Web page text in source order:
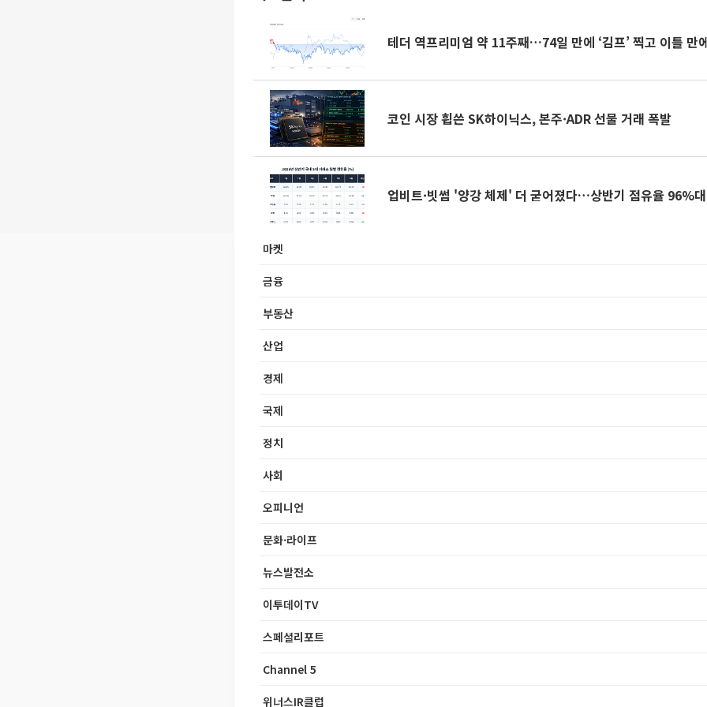
테더 역프리미엄 약 11주째…74일 만에 ‘김프’ 찍고 이틀 만
코인 시장 휩쓴 SK하이닉스, 본주·ADR 선물 거래 폭발
업비트·빗썸 '양강 체제' 더 굳어졌다…상반기 점유율 96%대
마켓
금융
부동산
산업
경제
국제
정치
사회
오피니언
문화·라이프
뉴스발전소
이투데이TV
스페셜리포트
Channel 5
위너스IR클럽